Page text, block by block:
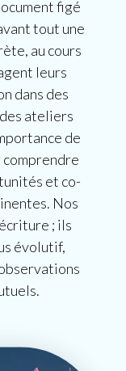
figé
tout une
au cours
leurs
dans des
ateliers
de
et co-
Nos
; ils
évolutif,